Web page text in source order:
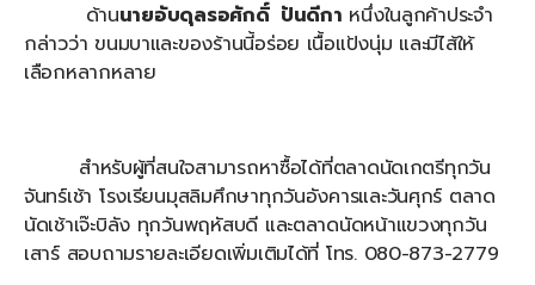
ด้านนายอับดุลรอศักดิ์ ปันดีกา หนึ่งในลูกค้าประจำ
กล่าวว่า ขนมบาและของร้านนี้อร่อย เนื้อแป้งนุ่ม และมีไส้ให้
เลือกหลากหลาย
สำหรับผู้ที่สนใจสามารถหาซื้อได้ที่ตลาดนัดเกตรีทุกวัน
จันทร์เช้า โรงเรียนมุสลิมศึกษาทุกวันอังคารและวันศุกร์ ตลาด
นัดเช้าเจ๊ะบิลัง ทุกวันพฤหัสบดี และตลาดนัดหน้าแขวงทุกวัน
เสาร์ สอบถามรายละเอียดเพิ่มเติมได้ที่ โทร. 080-873-2779